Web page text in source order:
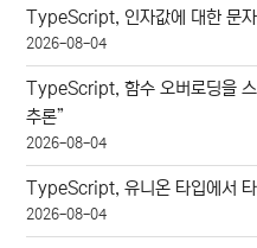
TypeScript, 인자값에 대한 문자
2026-08-04
TypeScript, 함수 오버로딩을 스
추론”
2026-08-04
TypeScript, 유니온 타입에서
2026-08-04